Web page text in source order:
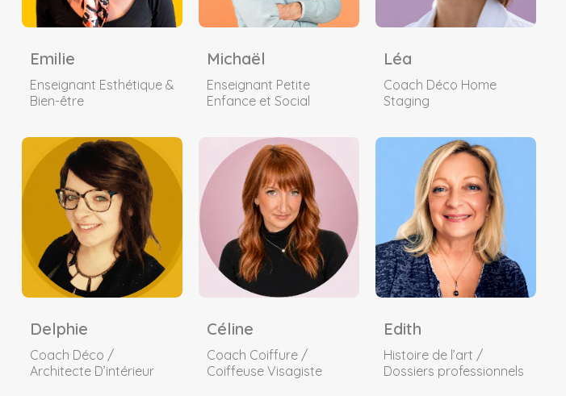
Emilie
Enseignant Esthétique &
Bien-être
Michaël
Enseignant Petite
Enfance et Social
Léa
Coach Déco Home
Staging
Delphie
Coach Déco /
Architecte D’intérieur
Céline
Coach Coiffure /
Coiffeuse Visagiste
Edith
Histoire de l’art /
Dossiers professionnels